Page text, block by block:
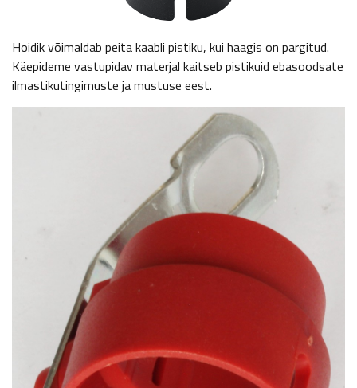
Hoidik võimaldab peita kaabli pistiku, kui haagis on pargitud.
Käepideme vastupidav materjal kaitseb pistikuid ebasoodsate
ilmastikutingimuste ja mustuse eest.